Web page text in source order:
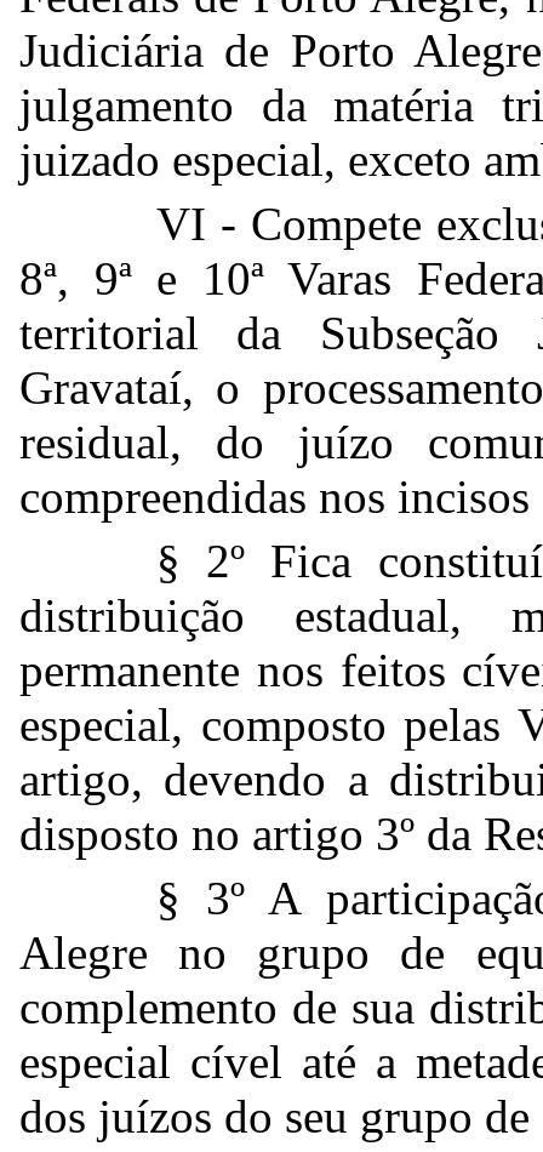
Judiciária de Porto
julgamento da matéria
juizado especial, exceto
VI - Compete
8ª, 9ª e 10ª Varas
territorial da
Gravataí, o
residual, do juízo
compreendidas nos
§ 2º Fica
distribuição estadual,
permanente nos feitos
especial, composto pelas
artigo, devendo a
disposto no artigo 3º da
§ 3º A
Alegre no grupo de
complemento de sua
especial cível até a
dos juízos do seu grupo de